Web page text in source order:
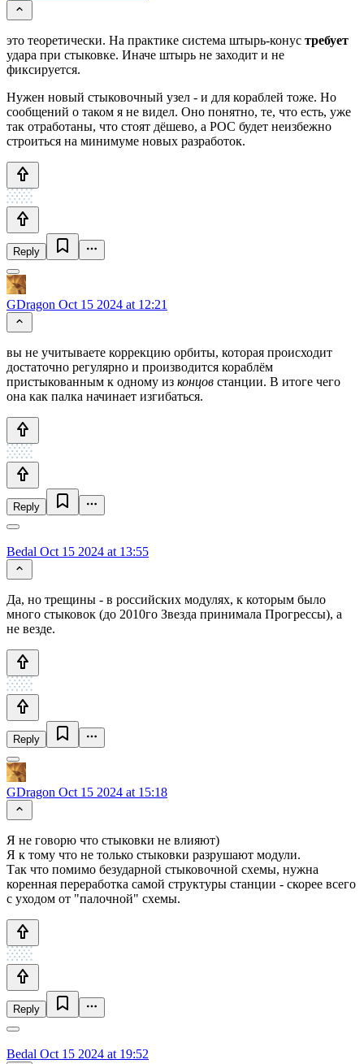
это теоретически. На практике система штырь-конус требует
удара при стыковке. Иначе штырь не заходит и не
фиксируется.
Нужен новый стыковочный узел - и для кораблей тоже. Но
сообщений о таком я не видел. Оно понятно, те, что есть, уже
так отработаны, что стоят дёшево, а РОС будет неизбежно
строиться на минимуме новых разработок.
Reply
GDragon Oct 15 2024 at 12:21
вы не учитываете коррекцию орбиты, которая происходит
достаточно регулярно и производится кораблём
пристыкованным к одному из концов станции. В итоге чего
она как палка начинает изгибаться.
Reply
Bedal Oct 15 2024 at 13:55
Да, но трещины - в российских модулях, к которым было
много стыковок (до 2010го Звезда принимала Прогрессы), а
не везде.
Reply
GDragon Oct 15 2024 at 15:18
Я не говорю что стыковки не влияют)
Я к тому что не только стыковки разрушают модули.
Так что помимо безударной стыковочной схемы, нужна
коренная переработка самой структуры станции - скорее всего
с уходом от "палочной" схемы.
Reply
Bedal Oct 15 2024 at 19:52